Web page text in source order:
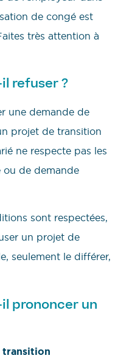
de congé est
très attention à
refuser ?
une demande de
projet de transition
ne respecte pas les
ou de demande
sont respectées,
un projet de
seulement le différer,
prononcer un